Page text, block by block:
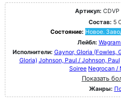
Артикул: CDVP
Состав: 5
Состояние: Новое.
Лейбл:
Исполнители: Gaynor, GIoria (Fowles,
Gloria) Johnson, Paul / Johnson, Paul
Soiree Negrocan /
Показать
Жанры: